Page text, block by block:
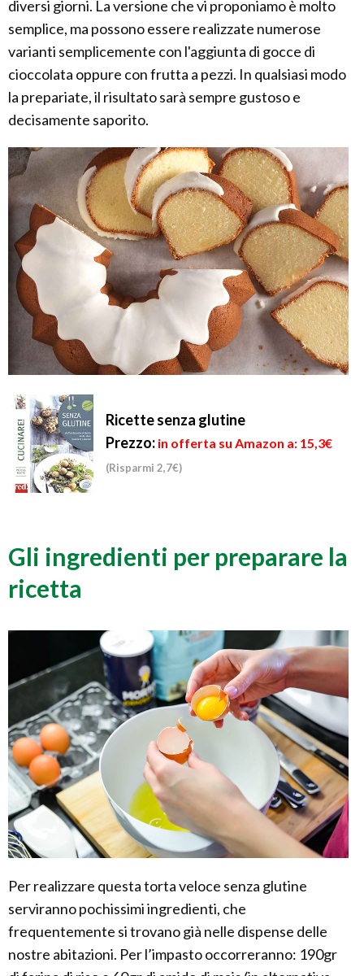
diversi giorni. La versione che vi proponiamo è molto
semplice, ma possono essere realizzate numerose
varianti semplicemente con l'aggiunta di gocce di
cioccolata oppure con frutta a pezzi. In qualsiasi modo
la prepariate, il risultato sarà sempre gustoso e
decisamente saporito.
Ricette senza glutine
Prezzo: in offerta su Amazon a: 15,3€
(Risparmi 2,7€)
Gli ingredienti per preparare la
ricetta
Per realizzare questa torta veloce senza glutine
serviranno pochissimi ingredienti, che
frequentemente si trovano già nelle dispense delle
nostre abitazioni. Per l’impasto occorreranno: 190gr